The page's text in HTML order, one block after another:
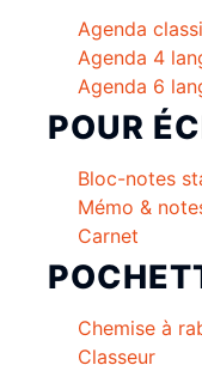
Agenda
Agenda 4
Agenda 6
POUR
Bloc-notes
Mémo &
Carnet
Chemise à
Classeur